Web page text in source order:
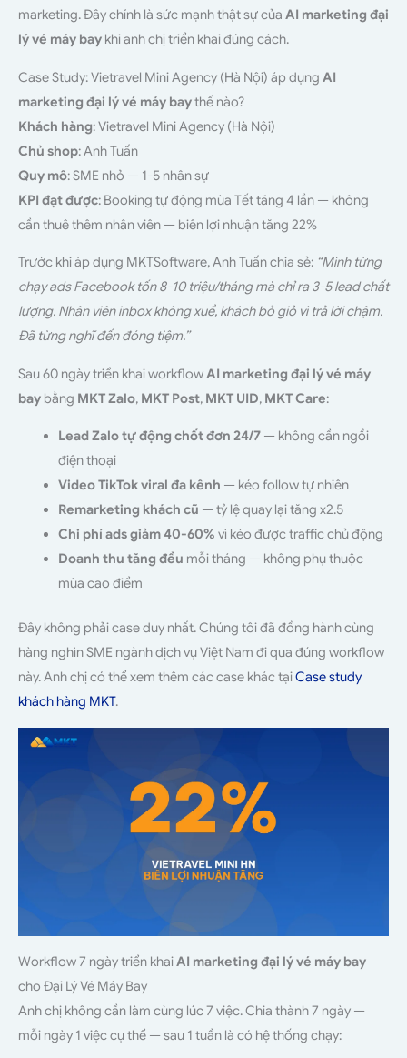
marketing. Đây chính là sức mạnh thật sự của AI marketing đại
lý vé máy bay khi anh chị triển khai đúng cách.
Case Study: Vietravel Mini Agency (Hà Nội) áp dụng AI
marketing đại lý vé máy baythế nào?
Khách hàng: Vietravel Mini Agency (Hà Nội)
Chủ shop: Anh Tuấn
Quy mô: SME nhỏ — 1-5 nhân sự
KPI đạt được: Booking tự động mùa Tết tăng 4 lần — không
cần thuê thêm nhân viên — biên lợi nhuận tăng 22%
Trước khi áp dụng MKTSoftware, Anh Tuấn chia sẻ: “Mình từng
chạy ads Facebook tốn 8-10 triệu/tháng mà chỉ ra 3-5 lead chất
lượng. Nhân viên inbox không xuể, khách bỏ giỏ vì trả lời chậm.
Đã từng nghĩ đến đóng tiệm.”
Sau 60 ngày triển khai workflowAI marketing đại lý vé máy
bay bằng MKT Zalo, MKT Post, MKT UID, MKT Care:
Lead Zalo tự động chốt đơn 24/7— không cần ngồi
điện thoại
Video TikTok viral đa kênh — kéo follow tự nhiên
Remarketing khách cũ — tỷ lệ quay lại tăng x2.5
Chi phí ads giảm 40-60% vì kéo được traffic chủ động
Doanh thu tăng đều mỗi tháng — không phụ thuộc
mùa cao điểm
Đây không phải case duy nhất. Chúng tôi đã đồng hành cùng
hàng nghìn SME ngành dịch vụ Việt Nam đi qua đúng workflow
này. Anh chị có thể xem thêm các case khác tạiCase study
khách hàng MKT.
Workflow 7 ngày triển khaiAI marketing đại lý vé máy bay
cho Đại Lý Vé Máy Bay
Anh chị không cần làm cùng lúc 7 việc. Chia thành 7 ngày —
mỗi ngày 1 việc cụ thể — sau 1 tuần là có hệ thống chạy: